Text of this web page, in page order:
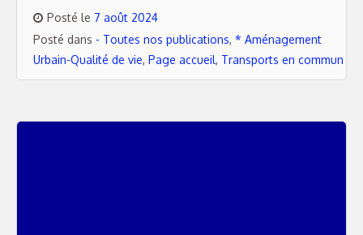
Posté le 7 août 2024
Posté dans - Toutes nos publications, * Aménagement
Urbain-Qualité de vie, Page accueil, Transports en commun